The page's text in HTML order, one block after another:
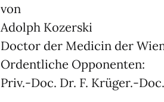
von
Adolph Kozerski
Doctor der Medicin der
Ordentliche Opponenten:
Priv.-Doc. Dr. F. Krüger.-